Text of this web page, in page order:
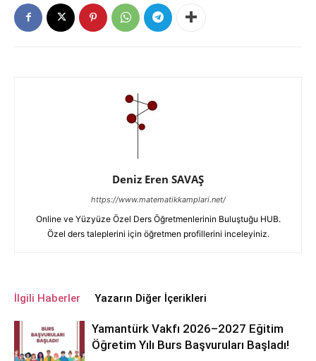
Deniz Eren SAVAŞ
https://www.matematikkamplari.net/
Online ve Yüzyüze Özel Ders Öğretmenlerinin Buluştuğu HUB.
Özel ders taleplerini için öğretmen profillerini inceleyiniz.
İlgili Haberler Yazarın Diğer İçerikleri
Yamantürk Vakfı 2026–2027 Eğitim
Öğretim Yılı Burs Başvuruları Başladı!